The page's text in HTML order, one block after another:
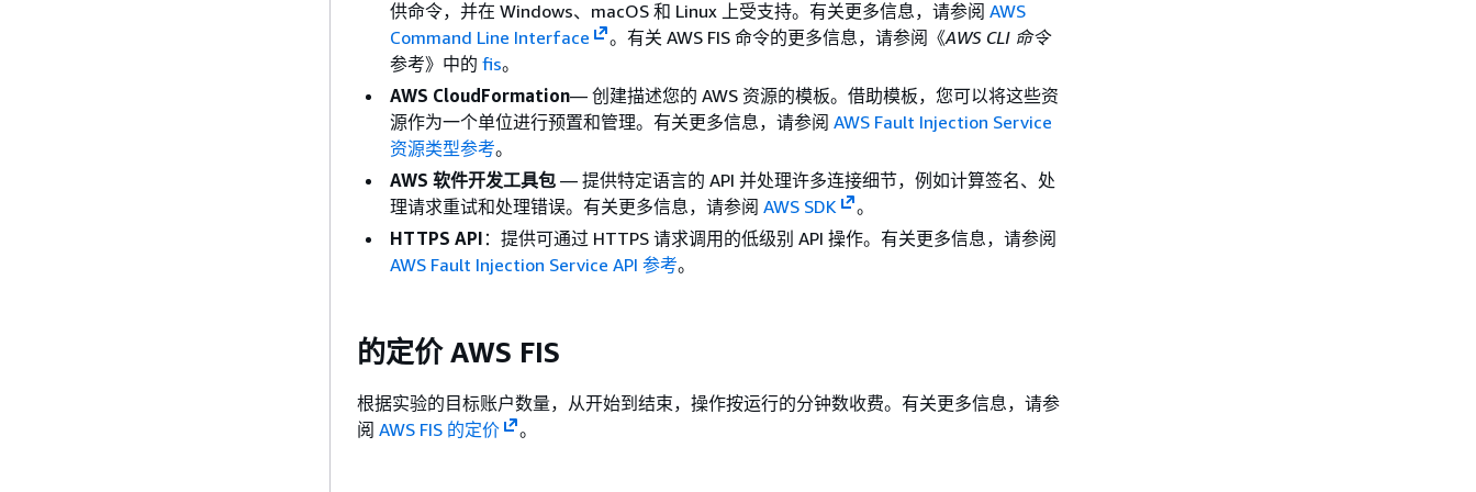
供命令，并在 Windows、macOS 和 Linux 上受支持。有关更多信息，请参阅 AWS
Command Line Interface
。有关 AWS FIS 命令的更多信息，请参阅《AWS CLI 命令
参考》中的 fis。
AWS CloudFormation— 创建描述您的 AWS 资源的模板。借助模板，您可以将这些资
源作为一个单位进行预置和管理。有关更多信息，请参阅 AWS Fault Injection Service
资源类型参考。
AWS 软件开发工具包 — 提供特定语言的 API 并处理许多连接细节，例如计算签名、处
理请求重试和处理错误。有关更多信息，请参阅 AWS SDK
。
HTTPS API ：提供可通过 HTTPS 请求调用的低级别 API 操作。有关更多信息，请参阅
AWS Fault Injection Service API 参考。
的定价 AWS FIS
根据实验的目标账户数量，从开始到结束，操作按运行的分钟数收费。有关更多信息，请参
阅 AWS FIS 的定价 。